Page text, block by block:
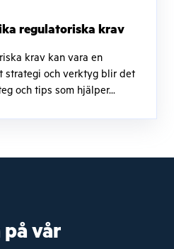
regulatoriska krav
krav kan vara en
strategi och verktyg blir det
och tips som hjälper...
vår